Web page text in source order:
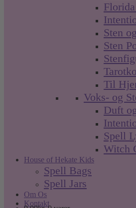
Sten
Sten
Til
Voks- og
Duft
Spell
Witch
House of Hekate Kids
Spell Bags
Spell Jars
Om Os
Kontakt